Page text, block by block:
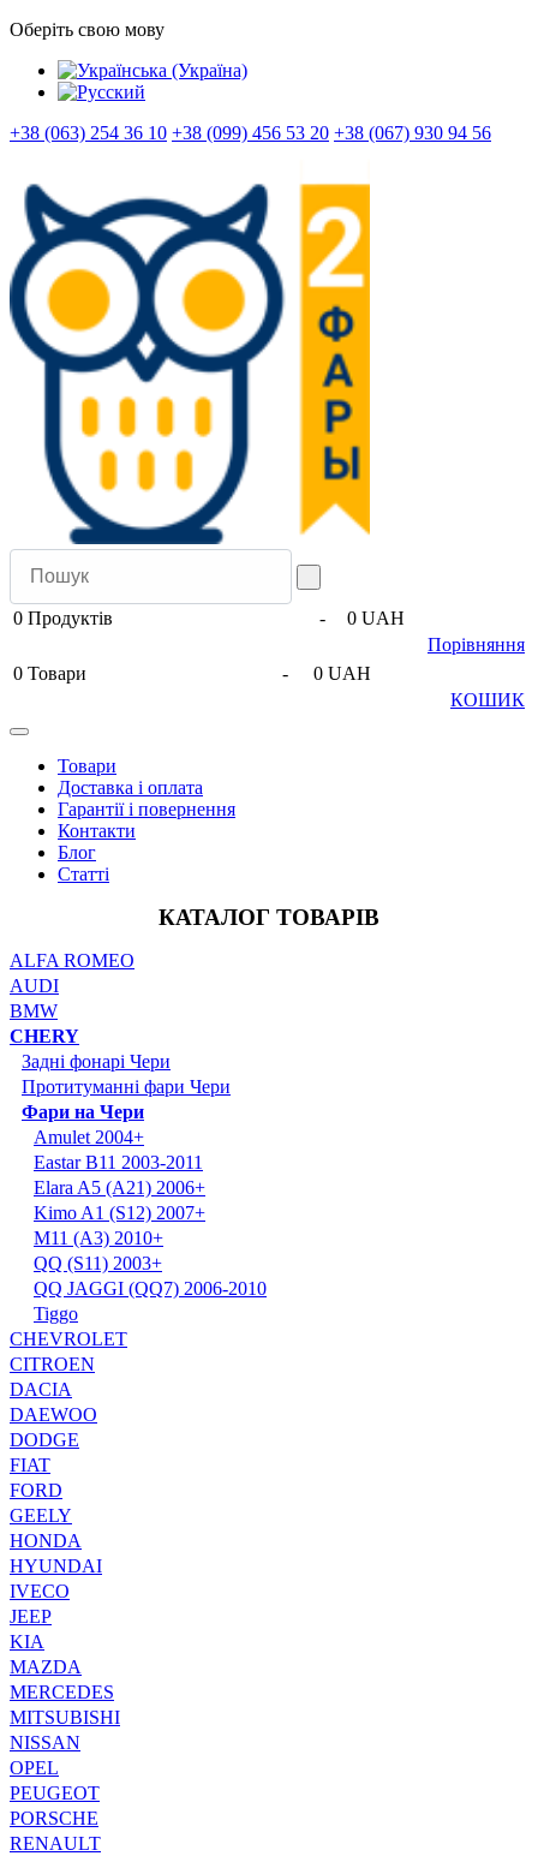
Оберіть свою мову
+38 (063) 254 36 10 +38 (099) 456 53 20 +38 (067) 930 94 56
0 Продуктів -
0 UAH
Порівняння
0 Товари -
0 UAH
КОШИК
Товари
Доставка і оплата
Гарантії і повернення
Контакти
Блог
Статті
КАТАЛОГ ТОВАРІВ
ALFA ROMEO
AUDI
BMW
CHERY
Задні фонарі Чери
Протитуманні фари Чери
Фари на Чери
Amulet 2004+
Eastar B11 2003-2011
Elara A5 (A21) 2006+
Kimo A1 (S12) 2007+
M11 (A3) 2010+
QQ (S11) 2003+
QQ JAGGI (QQ7) 2006-2010
Tiggo
CHEVROLET
CITROEN
DACIA
DAEWOO
DODGE
FIAT
FORD
GEELY
HONDA
HYUNDAI
IVECO
JEEP
KIA
MAZDA
MERCEDES
MITSUBISHI
NISSAN
OPEL
PEUGEOT
PORSCHE
RENAULT